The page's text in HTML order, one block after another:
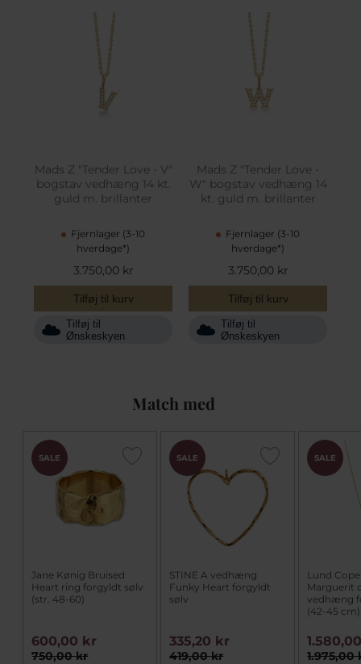
Mads Z "Tender Love - V"
bogstav vedhæng 14 kt.
guld m. brillanter
Fjernlager (3-10
hverdage*)
3.750,00 kr
Tilføj til kurv
Tilføj til
Ønskeskyen
Mads Z "Tender Love -
W" bogstav vedhæng 14
kt. guld m. brillanter
Fjernlager (3-10
hverdage*)
3.750,00 kr
Tilføj til kurv
Tilføj til
Ønskeskyen
Match med
SALE
Jane Kønig Bruised
Heart ring forgyldt sølv
(str. 48-60)
750,00 kr
600,00 kr
SALE
STINE A vedhæng
Funky Heart forgyldt
sølv
419,00 kr
335,20 kr
SALE
Lund
Marguerit
vedhæng
(42-45 cm)
1.975,00